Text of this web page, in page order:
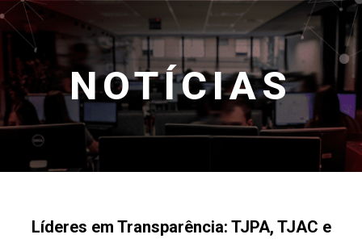
NOTÍCIAS
Líderes em Transparência: TJPA, TJAC e